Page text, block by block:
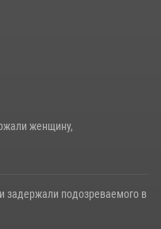
женщину,
задержали подозреваемого в